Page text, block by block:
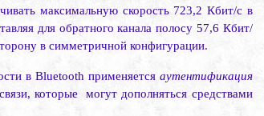
максимальную скорость 723,2 Кбит/с в
для обратного канала полосу 57,6 Кбит/
в симметричной конфигурации.
в Bluetooth применяется аутентификация
которые
могут дополняться средствами